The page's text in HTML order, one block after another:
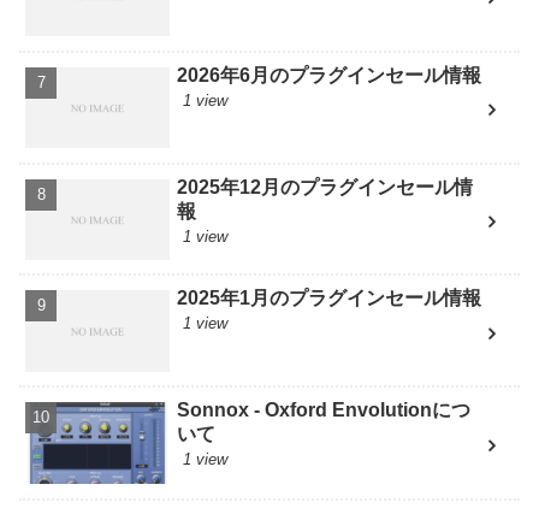
2026年6月のプラグインセール情報
1 view
2025年12月のプラグインセール情
報
1 view
2025年1月のプラグインセール情報
1 view
Sonnox - Oxford Envolutionにつ
いて
1 view